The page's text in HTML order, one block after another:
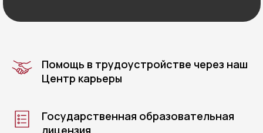
Помощь в трудоустройстве через наш
Центр карьеры
Государственная образовательная
лицензия